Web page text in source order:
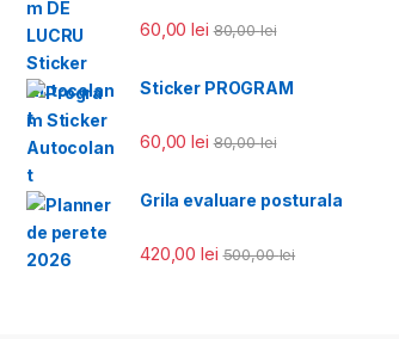
60,00lei 80,00lei
Sticker PROGRAM
60,00lei 80,00lei
Grila evaluare posturala
420,00lei 500,00lei